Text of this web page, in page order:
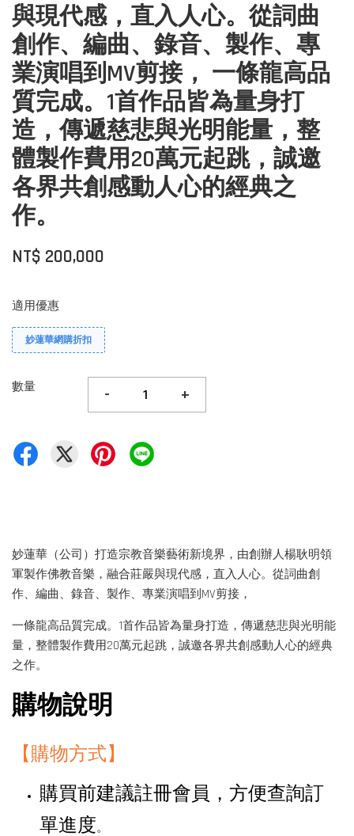
與現代感，直入人心。從詞曲
創作、編曲、錄音、製作、專
業演唱到MV剪接， 一條龍高品
質完成。1首作品皆為量身打
造，傳遞慈悲與光明能量，整
體製作費用20萬元起跳，誠邀
各界共創感動人心的經典之
作。
NT$ 200,000
適用優惠
妙蓮華網購折扣
數量 - +
妙蓮華（公司）打造宗教音樂藝術新境界，由創辦人楊耿明領
軍製作佛教音樂，融合莊嚴與現代感，直入人心。從詞曲創
作、編曲、錄音、製作、專業演唱到MV剪接，
一條龍高品質完成。1首作品皆為量身打造，傳遞慈悲與光明能
量，整體製作費用20萬元起跳，誠邀各界共創感動人心的經典
之作。
購物說明
【購物方式】
購買前建議註冊會員，方便查詢訂
單進度。